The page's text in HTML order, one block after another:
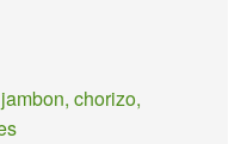
chorizo,